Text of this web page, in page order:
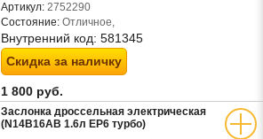
Артикул: 2752290
Состояние: Отличное,
Внутренний код: 581345
Скидка за наличку
1 800 руб.
Заслонка дроссельная электрическая
(N14B16AB 1.6л EP6 турбо)